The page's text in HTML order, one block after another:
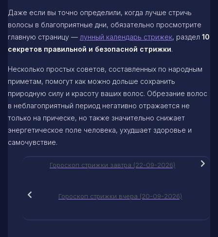
Даже если вы точно определили, когда лучше стричь
волосы в благоприятные дни, обязательно просмотрите
главную страницу — лунный календарь стрижек, раздел 10
секретов правильной и безопасной стрижки.
Несколько простых советов, составленных по народным
приметам, помогут как можно дольше сохранить
природную силу и красоту ваших волос. Обрезание волос
в неблагоприятный период негативно отражается не
только на прическе, но также значительно снижает
энергетическое поле человека, ухудшает здоровье и
самочувствие.
Гороскоп стрижки завтра (22-09-2026)
Гороскоп стрижки вчера (20-09-2026)